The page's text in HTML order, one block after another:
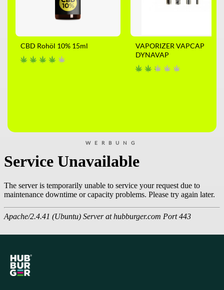
CBD Rohöl 10% 15ml
VAPORIZER VAPCAP
DYNAVAP
WERBUNG